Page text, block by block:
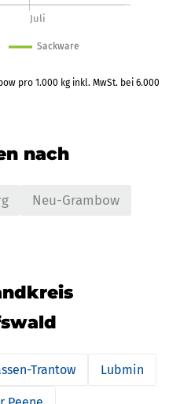
pro 1.000 kg inkl. MwSt. bei 6.000
nach
Neu-Grambow
Trantow Lubmin